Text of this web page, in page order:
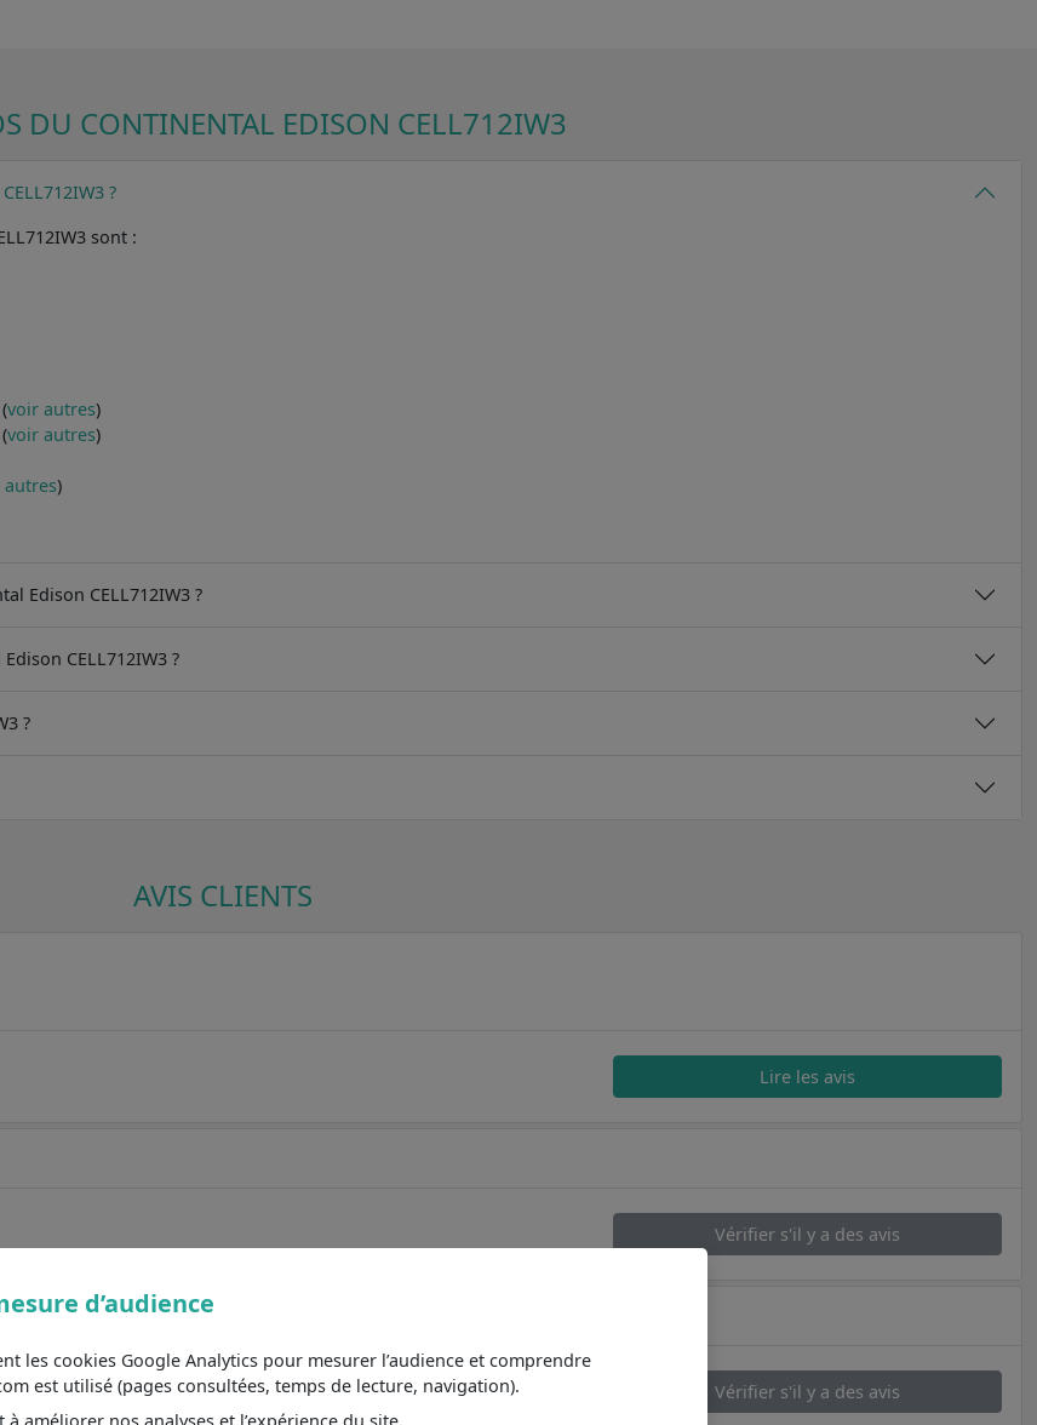
DU CONTINENTAL EDISON CELL712IW3
?
sont :
voir autres)
voir autres)
)
Edison CELL712IW3 ?
CELL712IW3 ?
?
AVIS CLIENTS
Lire les avis
Vérifier s'il y a des avis
Vérifier s'il y a des avis
d’audience
les cookies Google Analytics pour mesurer l’audience et comprendre
est utilisé (pages consultées, temps de lecture, navigation).
améliorer nos analyses et l’expérience du site.